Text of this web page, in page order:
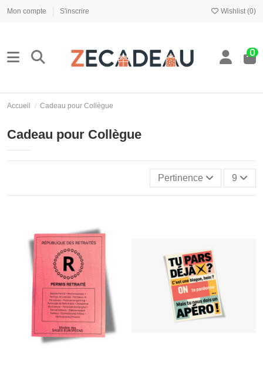
Mon compte S'inscrire Wishlist (0)
0
Accueil Cadeau pour Collègue
Cadeau pour Collègue
Pertinence 9